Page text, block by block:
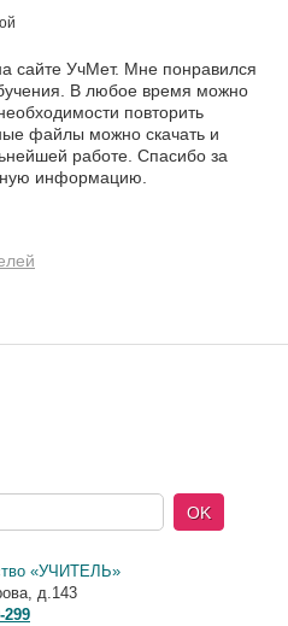
сайте УчМет. Мне понравился
В любое время можно
повторить
файлы можно скачать и
работе. Спасибо за
информацию.
OK
«УЧИТЕЛЬ»
д.143
299